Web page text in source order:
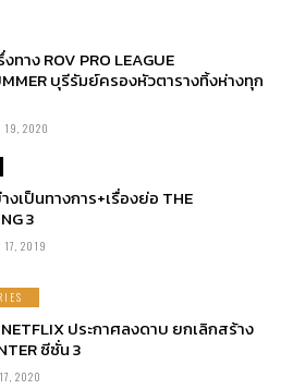
าง ROV PRO LEAGUE
บุรีรัมย์ครองหัวตารางทิ้งห่างทุก
19, 2020
งเป็นทางการ+เรื่องย่อ THE
3
17, 2019
ประกาศลงดาบ ยกเลิกสร้าง
ซีซั่น 3
2020